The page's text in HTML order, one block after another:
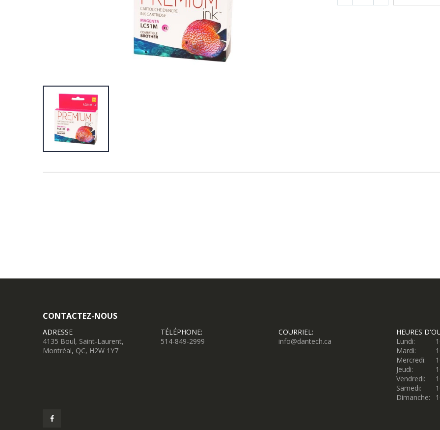
CONTACTEZ-NOUS
ADRESSE
4135 Boul, Saint-Laurent,
Montréal, QC, H2W 1Y7
TÉLÉPHONE:
514-849-2999
COURRIEL:
info@dantech.ca
HEURES
Lundi:
Mardi:
Mercredi:
Jeudi:
Vendredi:
Samedi:
Dimanche: